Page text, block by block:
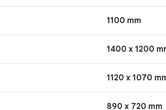
1100 mm
1400 x 1200
1120 x 1070
890 x 720 mm